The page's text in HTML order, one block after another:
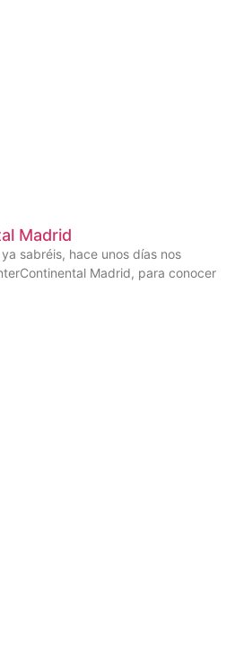
Madrid
sabréis, hace unos días nos
Madrid, para conocer